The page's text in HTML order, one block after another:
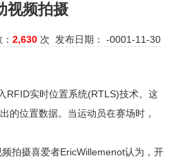
视频拍摄
2,630 次 发布日期： -0001-11-30
RFID实时位置系统(RTLS)技术。这
的位置数据。当运动员在赛场时，
拍摄喜爱者EricWillemenot认为，开